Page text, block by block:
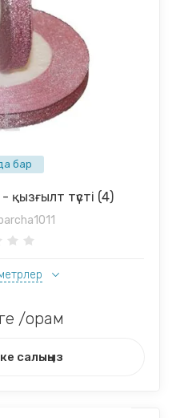
бар
қызғылт түсті (4)
/орам
салыңыз